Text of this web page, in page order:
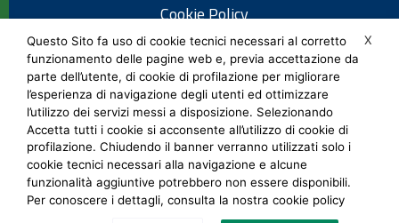
Cookie Policy
Informativa privacy
Note legali
Social Media Policy
X
Questo Sito fa uso di cookie tecnici necessari al corretto
funzionamento delle pagine web e, previa accettazione da
parte dell’utente, di cookie di profilazione per migliorare
l’esperienza di navigazione degli utenti ed ottimizzare
l’utilizzo dei servizi messi a disposizione. Selezionando
Accetta tutti i cookie si acconsente all’utilizzo di cookie di
profilazione. Chiudendo il banner verranno utilizzati solo i
cookie tecnici necessari alla navigazione e alcune
funzionalità aggiuntive potrebbero non essere disponibili.
Per conoscere i dettagli, consulta la nostra cookie policy